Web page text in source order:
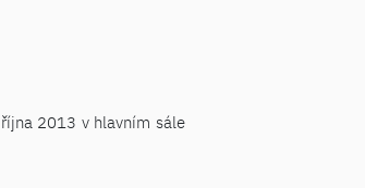
2013 v hlavním sále